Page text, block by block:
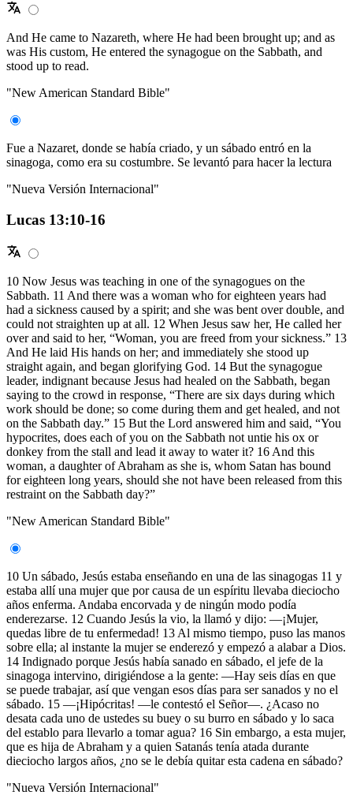
And He came to Nazareth, where He had been brought up; and as
was His custom, He entered the synagogue on the Sabbath, and
stood up to read.
"New American Standard Bible"
Fue a Nazaret, donde se había criado, y un sábado entró en la
sinagoga, como era su costumbre. Se levantó para hacer la lectura
"Nueva Versión Internacional"
Lucas 13:10-16
10 Now Jesus was teaching in one of the synagogues on the
Sabbath. 11 And there was a woman who for eighteen years had
had a sickness caused by a spirit; and she was bent over double, and
could not straighten up at all. 12 When Jesus saw her, He called her
over and said to her, “Woman, you are freed from your sickness.” 13
And He laid His hands on her; and immediately she stood up
straight again, and began glorifying God. 14 But the synagogue
leader, indignant because Jesus had healed on the Sabbath, began
saying to the crowd in response, “There are six days during which
work should be done; so come during them and get healed, and not
on the Sabbath day.” 15 But the Lord answered him and said, “You
hypocrites, does each of you on the Sabbath not untie his ox or
donkey from the stall and lead it away to water it? 16 And this
woman, a daughter of Abraham as she is, whom Satan has bound
for eighteen long years, should she not have been released from this
restraint on the Sabbath day?”
"New American Standard Bible"
10 Un sábado, Jesús estaba enseñando en una de las sinagogas 11 y
estaba allí una mujer que por causa de un espíritu llevaba dieciocho
años enferma. Andaba encorvada y de ningún modo podía
enderezarse. 12 Cuando Jesús la vio, la llamó y dijo: —¡Mujer,
quedas libre de tu enfermedad! 13 Al mismo tiempo, puso las manos
sobre ella; al instante la mujer se enderezó y empezó a alabar a Dios.
14 Indignado porque Jesús había sanado en sábado, el jefe de la
sinagoga intervino, dirigiéndose a la gente: —Hay seis días en que
se puede trabajar, así que vengan esos días para ser sanados y no el
sábado. 15 —¡Hipócritas! —le contestó el Señor—. ¿Acaso no
desata cada uno de ustedes su buey o su burro en sábado y lo saca
del establo para llevarlo a tomar agua? 16 Sin embargo, a esta mujer,
que es hija de Abraham y a quien Satanás tenía atada durante
dieciocho largos años, ¿no se le debía quitar esta cadena en sábado?
"Nueva Versión Internacional"